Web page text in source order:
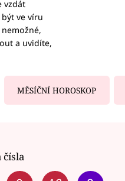
vzdát
ve víru
a uvidíte,
MĚSÍČNÍ HOROSKOP
čísla